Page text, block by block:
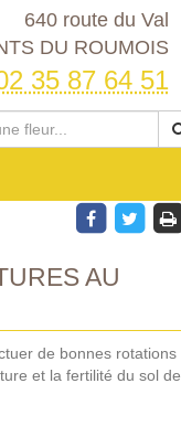
640 route du Val
DU ROUMOIS
35 87 64 51
AU
de bonnes rotations
et la fertilité du sol de